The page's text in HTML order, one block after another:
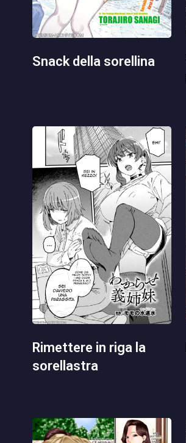
snack della sorellina
rimettere in riga la
sorellastra